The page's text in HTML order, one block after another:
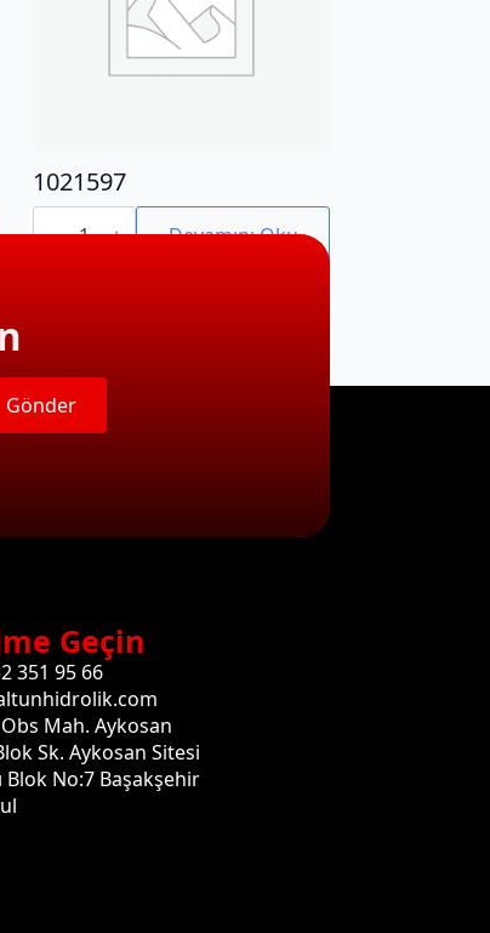
1021597
1021597
adet Devamını Oku
Gönder
Geçin
351 95 66
Mah. Aykosan
Sk. Aykosan Sitesi
Blok No:7 Başakşehir